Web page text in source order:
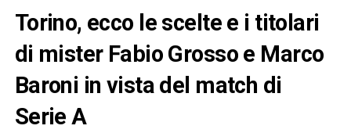
Torino, ecco le scelte e i titolari
di mister Fabio Grosso e Marco
Baroni in vista del match di
Serie A